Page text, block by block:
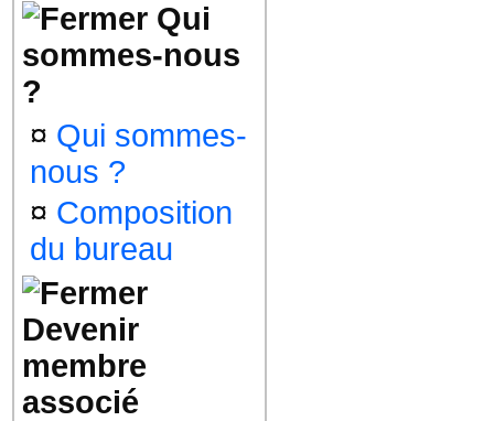
Qui
sommes-nous
?
¤ Qui sommes-
nous ?
¤ Composition
du bureau
Devenir
membre
associé